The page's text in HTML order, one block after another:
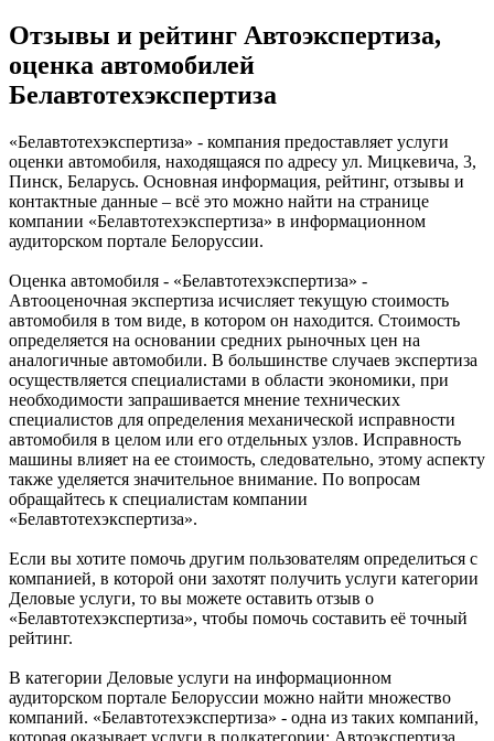
Отзывы и рейтинг Автоэкспертиза,
оценка автомобилей
Белавтотехэкспертиза
«Белавтотехэкспертиза» - компания предоставляет услуги
оценки автомобиля, находящаяся по адресу ул. Мицкевича, 3,
Пинск, Беларусь. Основная информация, рейтинг, отзывы и
контактные данные – всё это можно найти на странице
компании «Белавтотехэкспертиза» в информационном
аудиторском портале Белоруссии.
Оценка автомобиля - «Белавтотехэкспертиза» -
Автооценочная экспертиза исчисляет текущую стоимость
автомобиля в том виде, в котором он находится. Стоимость
определяется на основании средних рыночных цен на
аналогичные автомобили. В большинстве случаев экспертиза
осуществляется специалистами в области экономики, при
необходимости запрашивается мнение технических
специалистов для определения механической исправности
автомобиля в целом или его отдельных узлов. Исправность
машины влияет на ее стоимость, следовательно, этому аспекту
также уделяется значительное внимание. По вопросам
обращайтесь к специалистам компании
«Белавтотехэкспертиза».
Если вы хотите помочь другим пользователям определиться с
компанией, в которой они захотят получить услуги категории
Деловые услуги, то вы можете оставить отзыв о
«Белавтотехэкспертиза», чтобы помочь составить её точный
рейтинг.
В категории Деловые услуги на информационном
аудиторском портале Белоруссии можно найти множество
компаний. «Белавтотехэкспертиза» - одна из таких компаний,